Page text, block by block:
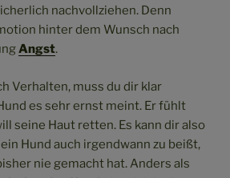
nachvollziehen. Denn
hinter dem Wunsch nach
Angst.
Verhalten, muss du dir klar
es sehr ernst meint. Er fühlt
seine Haut retten. Es kann dir also
Hund auch irgendwann zu beißt,
nie gemacht hat. Anders als